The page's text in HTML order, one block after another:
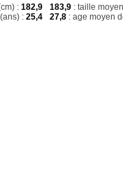
: 182,9
: 25,4
183,9 : taille
27,8 : age moyen